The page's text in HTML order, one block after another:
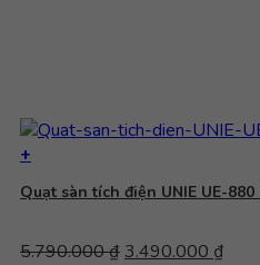
+
Quạt sàn tích điện UNIE UE-
5.790.000₫Giá
3.490.000 ₫